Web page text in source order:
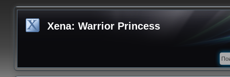
Xena: Warrior Princess